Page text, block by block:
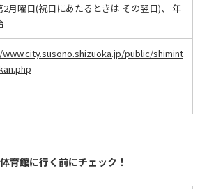
2月曜日(祝日にあたるときは その翌日)、 年
public/shimint
育館に行く前にチェック！